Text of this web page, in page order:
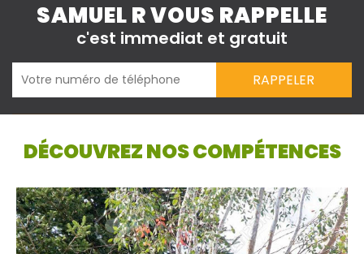
SAMUEL R VOUS RAPPELLE
c'est immediat et gratuit
DÉCOUVREZ NOS COMPÉTENCES